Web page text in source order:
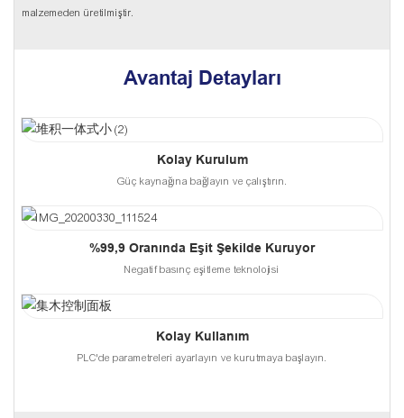
malzemeden üretilmiştir.
Avantaj Detayları
Kolay Kurulum
Güç kaynağına bağlayın ve çalıştırın.
%99,9 Oranında Eşit Şekilde Kuruyor
Negatif basınç eşitleme teknolojisi
Kolay Kullanım
PLC'de parametreleri ayarlayın ve kurutmaya başlayın.